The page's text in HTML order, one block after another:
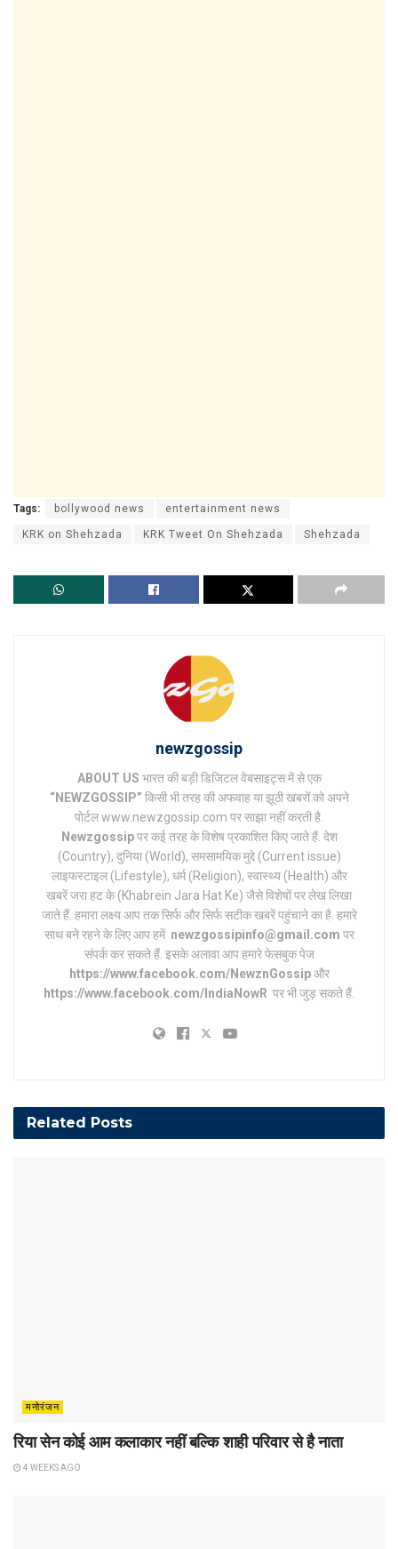
Tags: bollywood news entertainment news
KRK on Shehzada KRK Tweet On Shehzada Shehzada
newzgossip
ABOUT US भारत की बड़ी डिजिटल वेबसाइट्स में से एक
“NEWZGOSSIP” किसी भी तरह की अफवाह या झूठी खबरों को अपने
पोर्टल www.newzgossip.com पर साझा नहीं करती है.
Newzgossipपर कई तरह के विशेष प्रकाशित किए जाते हैं. देश
(Country), दुनिया (World), समसामयिक मुद्दे (Current issue)
लाइफस्टाइल (Lifestyle), धर्म (Religion), स्वास्थ्य (Health) और
खबरें जरा हट के (Khabrein Jara Hat Ke) जैसे विशेषों पर लेख लिखा
जाते हैं. हमारा लक्ष्य आप तक सिर्फ और सिर्फ सटीक खबरें पहुंचाने का है. हमारे
साथ बने रहने के लिए आप हमें newzgossipinfo@gmail.com पर
संपर्क कर सकते हैं. इसके अलावा आप हमारे फेसबुक पेज
https://www.facebook.com/NewznGossipऔर
https://www.facebook.com/IndiaNowR पर भी जुड़ सकते हैं.
Related Posts
मनोरंजन
रिया सेन कोई आम कलाकार नहीं बल्कि शाही परिवार से है नाता
4 WEEKS AGO